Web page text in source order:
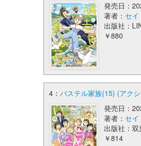
発売日：
著者： セイ
出版社：
￥880
4： パステル家族(15) (アク
発売日：
著者： セイ
出版社：双
￥814